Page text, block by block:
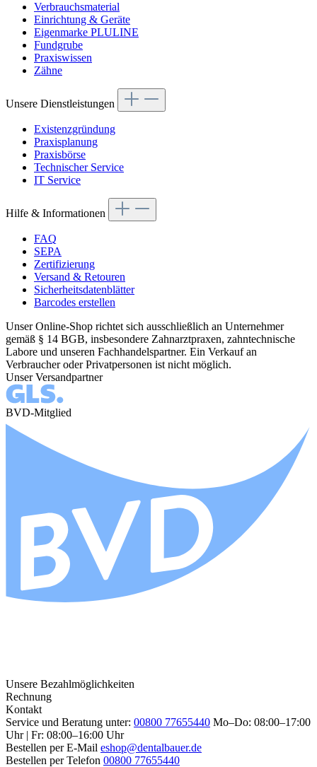
Verbrauchsmaterial
Einrichtung & Geräte
Eigenmarke PLULINE
Fundgrube
Praxiswissen
Zähne
Unsere Dienstleistungen
Existenzgründung
Praxisplanung
Praxisbörse
Technischer Service
IT Service
Hilfe & Informationen
FAQ
SEPA
Zertifizierung
Versand & Retouren
Sicherheitsdatenblätter
Barcodes erstellen
Unser Online-Shop richtet sich ausschließlich an Unternehmer
gemäß § 14 BGB, insbesondere Zahnarztpraxen, zahntechnische
Labore und unseren Fachhandelspartner. Ein Verkauf an
Verbraucher oder Privatpersonen ist nicht möglich.
Unser Versandpartner
BVD-Mitglied
Unsere Bezahlmöglichkeiten
Rechnung
Kontakt
Service und Beratung unter: 00800 77655440 Mo–Do: 08:00–17:00
Uhr | Fr: 08:00–16:00 Uhr
Bestellen per E-Mail eshop@dentalbauer.de
Bestellen per Telefon 00800 77655440